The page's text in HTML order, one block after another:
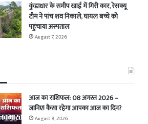
कुंडाधार के समीप खाई में गिरी कार, रेसक्यू
टीम ने पांच शव निकाले, घायल बच्चे को
पहुंचाया अस्पताल
August 7, 2026
आज का राशिफल: 08 अगस्त 2026 –
जानिए! कैसा रहेगा आपका आज का दिन?
August 8, 2026